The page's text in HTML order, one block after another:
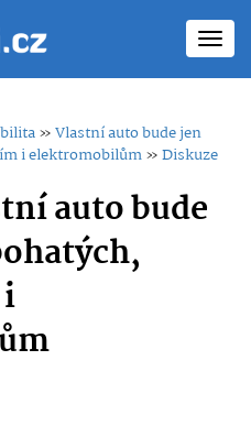
»Vlastní auto bude jen
i elektromobilům»Diskuze
auto bude